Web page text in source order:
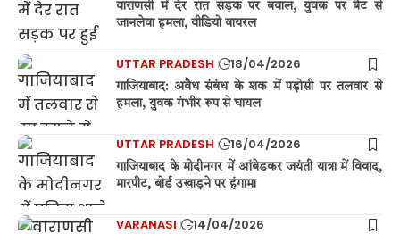
वाराणसी में देर रात सड़क पर बवाल, युवक पर बैट से
जानलेवा हमला, वीडियो वायरल
UTTAR PRADESH 18/04/2026
गाजियाबाद: अवैध संबंध के शक में पड़ोसी पर तलवार से
हमला, युवक गंभीर रूप से घायल
UTTAR PRADESH 16/04/2026
गाजियाबाद के मोदीनगर में आंबेडकर जयंती यात्रा में विवाद,
मारपीट, बोर्ड उखाड़ने पर हंगामा
VARANASI 14/04/2026